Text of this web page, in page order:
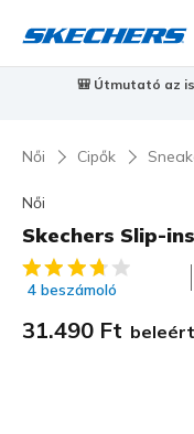
Skechers VIP:45
Női Cipők
Női
Skechers Slip-
5 az 5-ből
4 beszámoló
31.490 Ft